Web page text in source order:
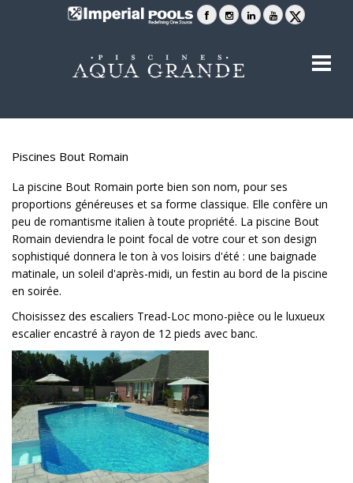
Piscines Bout Romain
La piscine Bout Romain porte bien son nom, pour ses
proportions généreuses et sa forme classique. Elle confère un
peu de romantisme italien à toute propriété. La piscine Bout
Romain deviendra le point focal de votre cour et son design
sophistiqué donnera le ton à vos loisirs d'été : une baignade
matinale, un soleil d'après-midi, un festin au bord de la piscine
en soirée.
Choisissez des escaliers Tread-Loc mono-pièce ou le luxueux
escalier encastré à rayon de 12 pieds avec banc.